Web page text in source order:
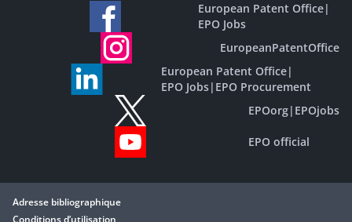
European Patent Office|
EPO Jobs
EuropeanPatentOffice
European Patent Office|
EPO Jobs| EPO Procurement
EPOorg| EPOjobs
EPO official
Adresse bibliographique
Conditions d’utilisation